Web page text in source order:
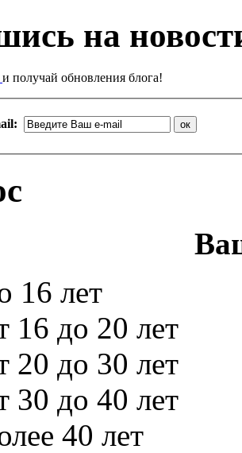
на
и получай обновления блога!
16 лет
16 до 20 лет
20 до 30 лет
30 до 40 лет
40 лет